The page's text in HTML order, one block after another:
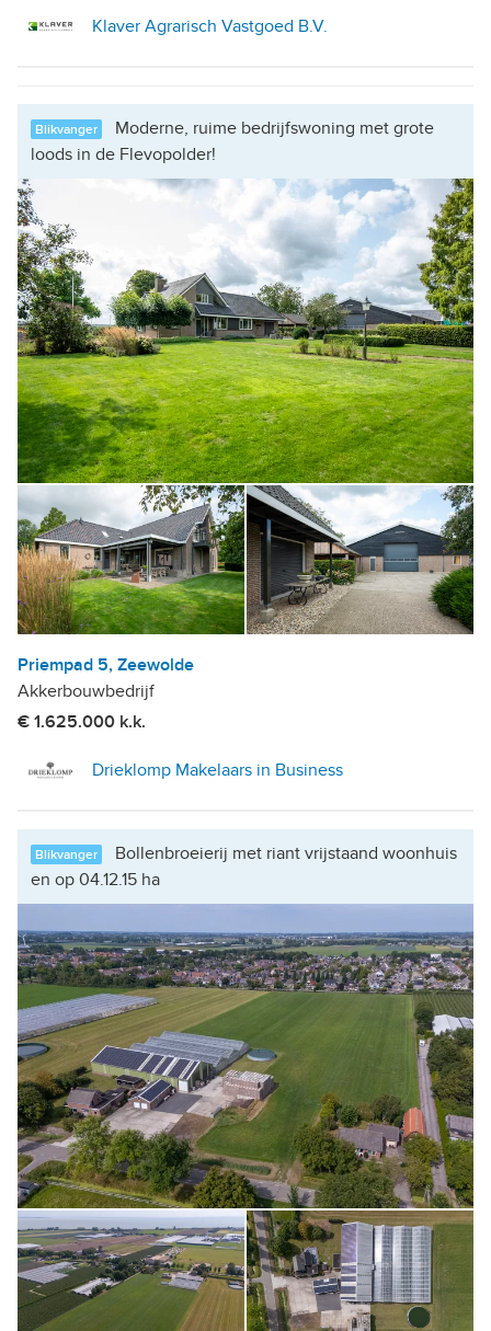
Klaver Agrarisch Vastgoed B.V.
Blikvanger
Moderne, ruime bedrijfswoning met grote
loods in de Flevopolder!
Priempad 5, Zeewolde
Akkerbouwbedrijf
€ 1.625.000 k.k.
Drieklomp Makelaars in Business
Blikvanger
Bollenbroeierij met riant vrijstaand woonhuis
en op 04.12.15 ha